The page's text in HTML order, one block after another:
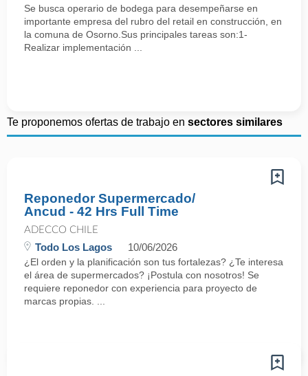
Se busca operario de bodega para desempeñarse en
importante empresa del rubro del retail en construcción, en
la comuna de Osorno.Sus principales tareas son:1-
Realizar implementación ...
Te proponemos ofertas de trabajo en sectores similares
Reponedor Supermercado/
Ancud - 42 Hrs Full Time
ADECCO CHILE
Todo Los Lagos 10/06/2026
¿El orden y la planificación son tus fortalezas? ¿Te interesa
el área de supermercados? ¡Postula con nosotros! Se
requiere reponedor con experiencia para proyecto de
marcas propias. ...